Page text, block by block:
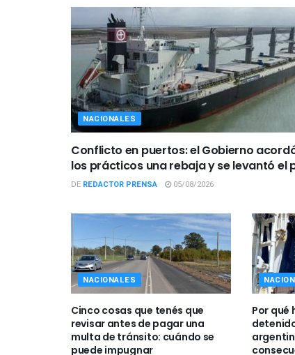
NACIONALES
Conflicto en puertos: el Gobierno
los prácticos una rebaja y se levantó el
DE REDACTOR PRENSA 05/08/2026
NACIONALES
Cinco cosas que tenés que
revisar antes de pagar una
multa de tránsito: cuándo se
puede impugnar
Por qué